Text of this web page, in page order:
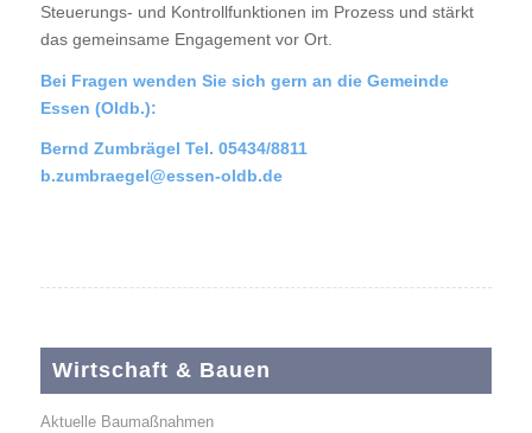
Steuerungs- und Kontrollfunktionen im Prozess und stärkt
das gemeinsame Engagement vor Ort.
Bei Fragen wenden Sie sich gern an die Gemeinde
Essen (Oldb.):
Bernd Zumbrägel Tel. 05434/8811
b.zumbraegel@essen-oldb.de
Wirtschaft & Bauen
Aktuelle Baumaßnahmen